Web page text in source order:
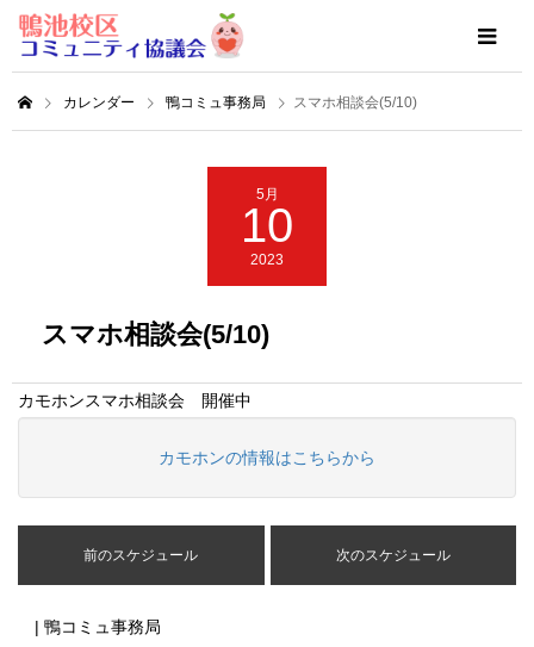
カレンダー 鴨コミュ事務局 スマホ相談会(5/10)
5月
10
2023
スマホ相談会(5/10)
カモホンスマホ相談会 開催中
カモホンの情報はこちらから
前のスケジュール 次のスケジュール
| 鴨コミュ事務局